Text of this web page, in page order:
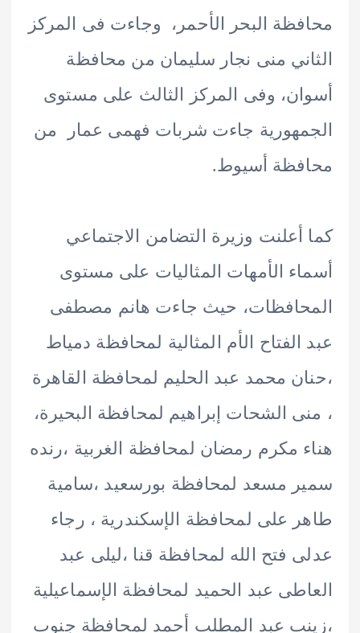
البحر الأحمر، وجاءت فى المركز
منى نجار سليمان من محافظة
وفى المركز الثالث على مستوى
جاءت شربات فهمى عمار من
أسيوط.
وزيرة التضامن الاجتماعي
الأمهات المثاليات على مستوى
حيث جاءت هانم مصطفى
الأم المثالية لمحافظة دمياط
محمد عبد الحليم لمحافظة القاهرة
الشحات إبراهيم لمحافظة البحيرة،
مكرم رمضان لمحافظة الغربية ،رنده
مسعد لمحافظة بورسعيد ،سامية
على لمحافظة الإسكندرية ، رجاء
فتح الله لمحافظة قنا ،ليلى عبد
عبد الحميد لمحافظة الإسماعيلية
عبد المطلب أحمد لمحافظة جنوب